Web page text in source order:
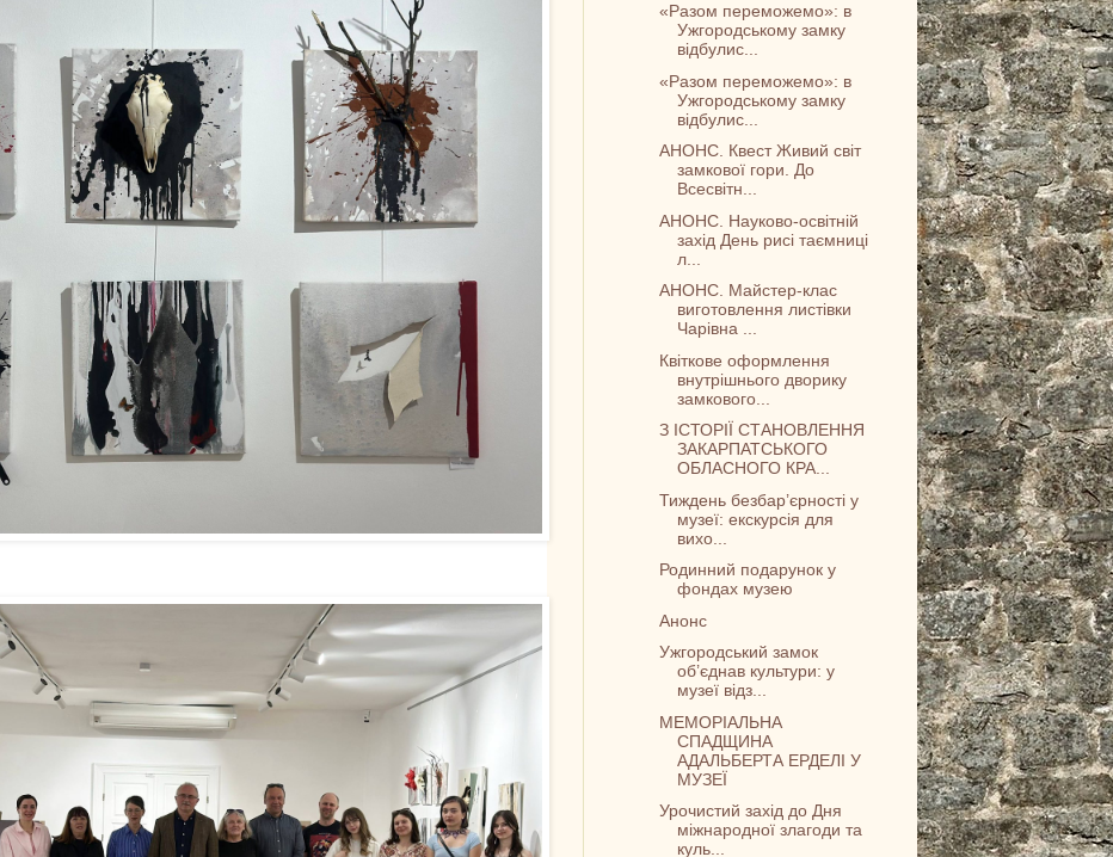
«Разом переможемо»: в
Ужгородському замку
відбулис...
«Разом переможемо»: в
Ужгородському замку
відбулис...
АНОНС. Квест Живий світ
замкової гори. До
Всесвітн...
АНОНС. Науково-освітній
захід День рисі таємниці
л...
АНОНС. Майстер-клас
виготовлення листівки
Чарівна ...
Квіткове оформлення
внутрішнього дворику
замкового...
З ІСТОРІЇ СТАНОВЛЕННЯ
ЗАКАРПАТСЬКОГО
ОБЛАСНОГО КРА...
Тиждень безбар’єрності у
музеї: екскурсія для
вихо...
Родинний подарунок у
фондах музею
Анонс
Ужгородський замок
об’єднав культури: у
музеї відз...
МЕМОРІАЛЬНА
СПАДЩИНА
АДАЛЬБЕРТА ЕРДЕЛІ У
МУЗЕЇ
Урочистий захід до Дня
міжнародної злагоди та
куль...